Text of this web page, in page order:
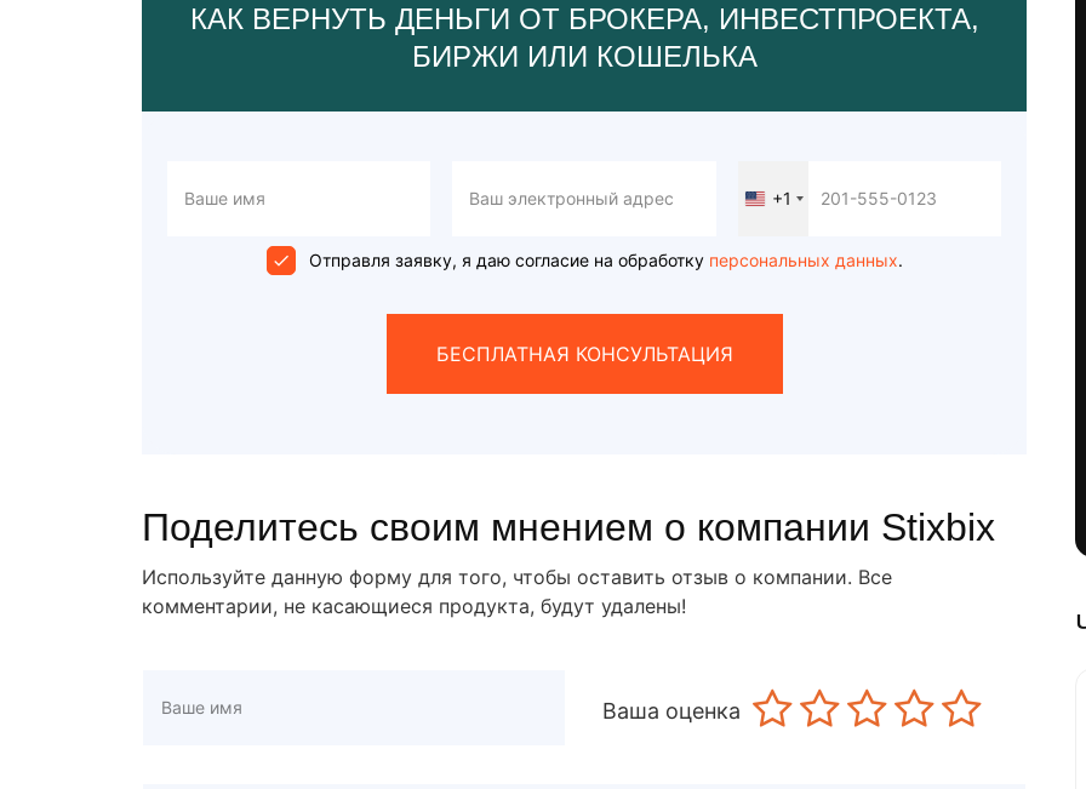
КАК ВЕРНУТЬ ДЕНЬГИ ОТ БРОКЕРА, ИНВЕСТПРОЕКТА,
БИРЖИ ИЛИ КОШЕЛЬКА
United
+1
+1
Отправля заявку, я даю согласие на обработкуперсональных данных.
БЕСПЛАТНАЯ КОНСУЛЬТАЦИЯ
Поделитесь своим мнением о компании Stixbix
Используйте данную форму для того, чтобы оставить отзыв о компании. Все
комментарии, не касающиеся продукта, будут удалены!
Ваша оценка